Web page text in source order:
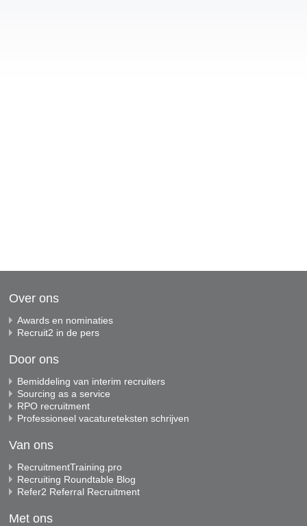
Over ons
Awards en nominaties
Recruit2 in de pers
Door ons
Bemiddeling van interim recruiters
Sourcing as a service
RPO recruitment
Professioneel vacatureteksten schrijven
Van ons
RecruitmentTraining.pro
Recruiting Roundtable Blog
Refer2 Referral Recruitment
Met ons